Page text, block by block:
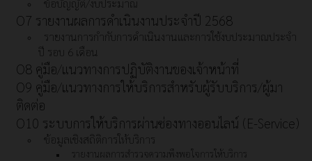
ข้อบัญญัติ/งบประมาณ
O7 รายงานผลการดำเนินงานประจำปี 2568
รายงานการกำกับการดำเนินงานและการใช้งบประมาณประจำ
ปี รอบ 6 เดือน
O8 คู่มือ/แนวทางการปฏิบัติงานของเจ้าหน้าที่
O9 คู่มือ/แนวทางการให้บริการสำหรับผู้รับบริการ/ผู้มา
ติดต่อ
O10 ระบบการให้บริการผ่านซ่องทางออนไลน์ (E-Service)
ข้อมูลเชิงสถิติการให้บริการ
รายงานผลการสำรวจความพึงพอใจการให้บริการ